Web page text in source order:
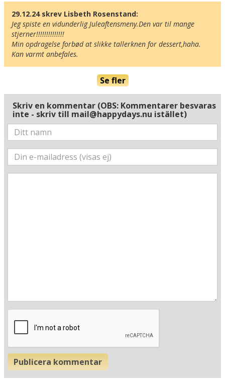
Här ligger hotellet
Visa alla Happydays hotell i Tyskland
Museer
Radie runt hotellet:
Hitta vägen till hotellet
Best Western Premier Alsterkrug Hotel
Alsterkrugchaussee 277
D-22297 Hamburg
29.12.24 skrev Lisbeth Rosenstand:
Jeg spiste en vidunderlig Juleaftensmeny.Den var til mange
stjerner!!!!!!!!!!!!!!
Min opdragelse forbød at slikke tallerknen for dessert,haha.
Kan varmt anbefales.
Se fler
Skriv en kommentar (OBS: Kommentarer besvaras
inte - skriv till mail@happydays.nu istället)
Publicera kommentar